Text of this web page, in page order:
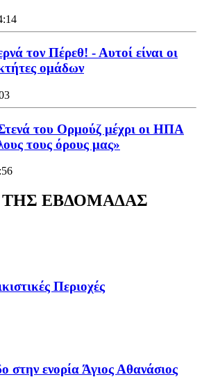
τον Πέρεθ! - Αυτοί είναι οι
ομάδων
του Ορμούζ μέχρι οι ΗΠΑ
τους όρους μας»
ΤΗΣ ΕΒΔΟΜΑΔΑΣ
Περιοχές
στην ενορία Άγιος Αθανάσιος